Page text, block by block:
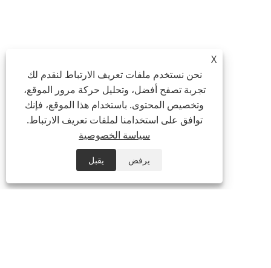
X
نحن نستخدم ملفات تعريف الارتباط لنقدم لك
تجربة تصفح أفضل، وتحليل حركة مرور الموقع،
وتخصيص المحتوى. باستخدام هذا الموقع، فإنك
توافق على استخدامنا لملفات تعريف الارتباط.
سياسة الخصوصية
يرفض يقبل